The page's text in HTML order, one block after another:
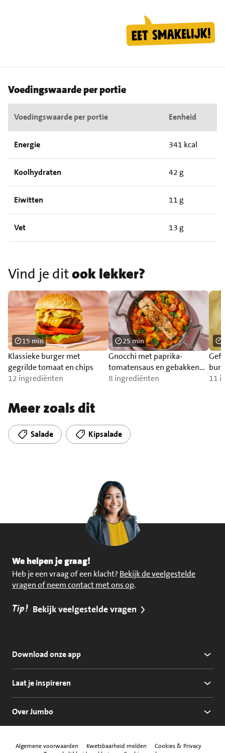
Voedingswaarde per portie
Voedingswaarde per portie Eenheid
Energie 341 kcal
Koolhydraten 42 g
Eiwitten 11 g
Vet 13 g
Vind je ditook lekker?
Klassieke burger met
gegrilde tomaat en chips
12 ingrediënten
15 min
Gnocchi met paprika-
tomatensaus en gebakken
zalm
8 ingrediënten
25 min
11
Meer zoals dit
Salade Kipsalade
We helpen je graag!
Heb je een vraag of een klacht? Bekijk de veelgestelde
vragen of neem contact met ons op.
Tip! Bekijk veelgestelde vragen
Download onze app
Laat je inspireren
Over Jumbo
Algemene voorwaarden Kwetsbaarheid melden
Cookies & Privacy